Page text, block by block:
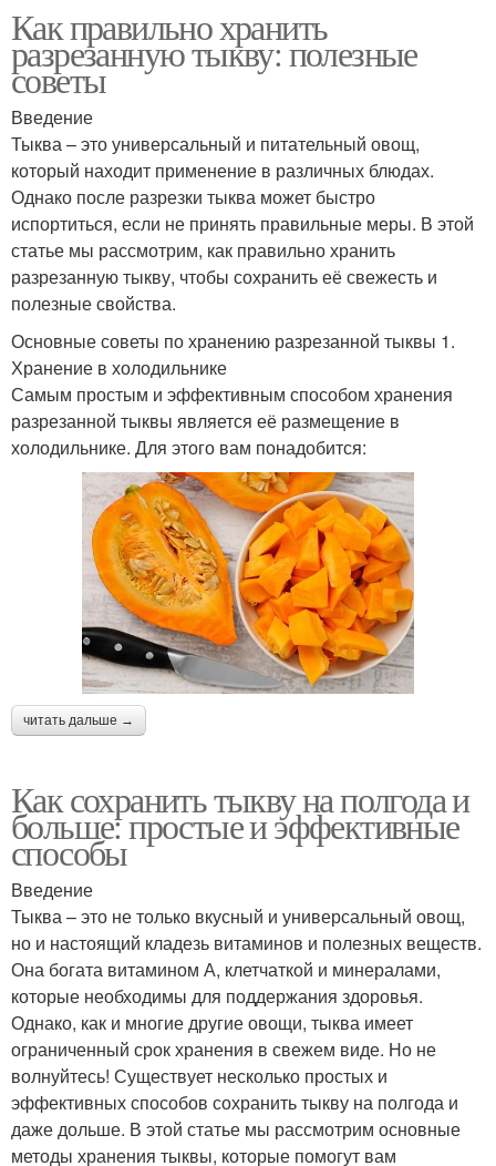
Как правильно хранить
разрезанную тыкву: полезные
советы
Введение
Тыква – это универсальный и питательный овощ,
который находит применение в различных блюдах.
Однако после разрезки тыква может быстро
испортиться, если не принять правильные меры. В этой
статье мы рассмотрим, как правильно хранить
разрезанную тыкву, чтобы сохранить её свежесть и
полезные свойства.
Основные советы по хранению разрезанной тыквы 1.
Хранение в холодильнике
Самым простым и эффективным способом хранения
разрезанной тыквы является её размещение в
холодильнике. Для этого вам понадобится:
читать дальше →
Как сохранить тыкву на полгода и
больше: простые и эффективные
способы
Введение
Тыква – это не только вкусный и универсальный овощ,
но и настоящий кладезь витаминов и полезных веществ.
Она богата витамином А, клетчаткой и минералами,
которые необходимы для поддержания здоровья.
Однако, как и многие другие овощи, тыква имеет
ограниченный срок хранения в свежем виде. Но не
волнуйтесь! Существует несколько простых и
эффективных способов сохранить тыкву на полгода и
даже дольше. В этой статье мы рассмотрим основные
методы хранения тыквы, которые помогут вам